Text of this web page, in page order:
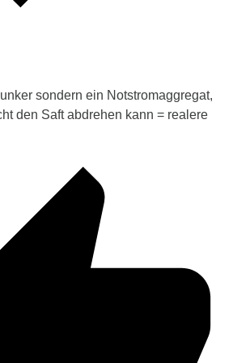
sondern ein Notstromaggregat,
den Saft abdrehen kann = realere